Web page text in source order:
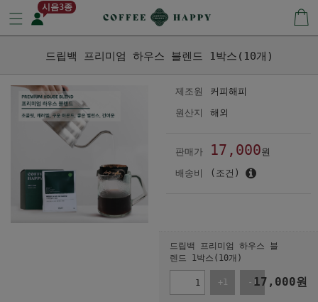
시음3종
드립백 프리미엄 하우스 블렌드 1박스(10개)
제조원
커피해피
원산지
해외
판매가 17,000원
배송비
(조건)
드립백 프리미엄 하우스 블
렌드 1박스(10개)
+1 -117,000원